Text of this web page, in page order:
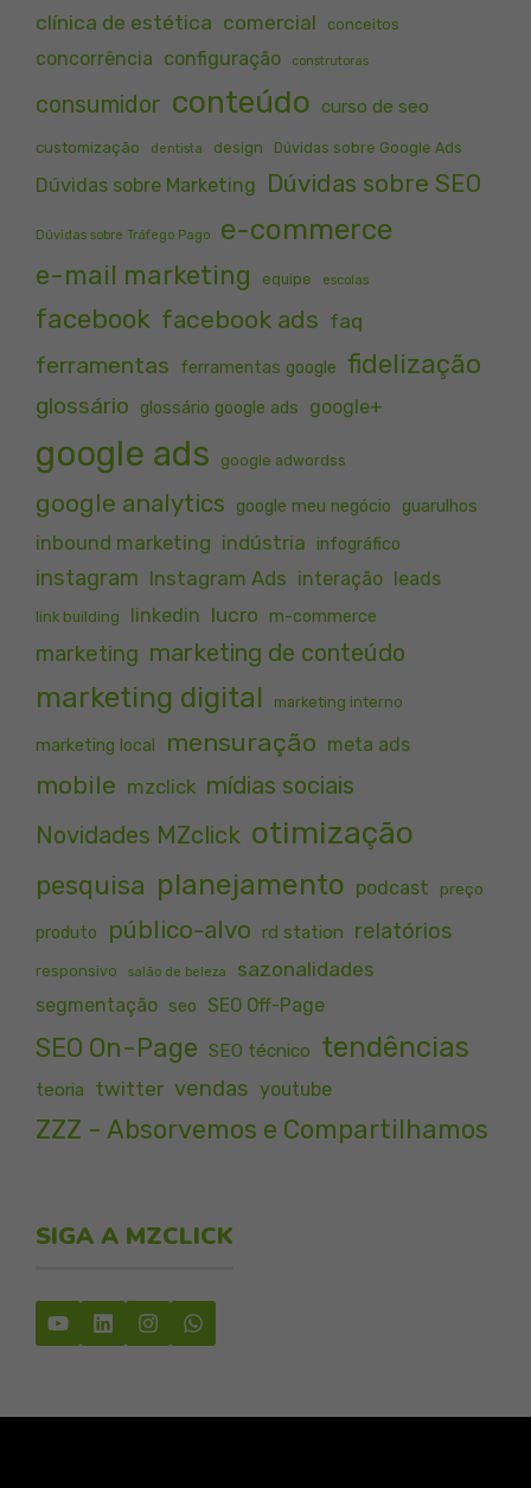
clínica de estética comercial conceitos
concorrência configuração construtoras
consumidor conteúdo curso de seo
customização dentista design Dúvidas sobre Google Ads
Dúvidas sobre Marketing Dúvidas sobre SEO
Dúvidas sobre Tráfego Pago e-commerce
e-mail marketing equipe escolas
facebook facebook ads faq
ferramentas ferramentas google fidelização
glossário glossário google ads google+
google ads google adwordss
google analytics google meu negócio guarulhos
inbound marketing indústria infográfico
instagram Instagram Ads interação leads
link building linkedin lucro m-commerce
marketing marketing de conteúdo
marketing digital marketing interno
marketing local mensuração meta ads
mobile mzclick mídias sociais
Novidades MZclick otimização
pesquisa planejamento podcast preço
produto público-alvo rd station relatórios
responsivo salão de beleza sazonalidades
segmentação seo SEO Off-Page
SEO On-Page SEO técnico tendências
teoria twitter vendas youtube
ZZZ - Absorvemos e Compartilhamos
SIGA A MZCLICK